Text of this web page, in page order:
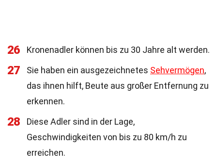
26 Kronenadler können bis zu 30 Jahre alt werden.
27 Sie haben ein ausgezeichnetes Sehvermögen,
das ihnen hilft, Beute aus großer Entfernung zu
erkennen.
28
Diese Adler sind in der Lage,
Geschwindigkeiten von bis zu 80 km/h zu
erreichen.